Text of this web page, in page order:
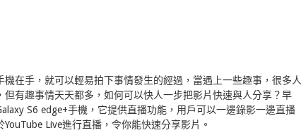
在手，就可以輕易拍下事情發生的經過，當遇上一些趣事，很多人
有趣事情天天都多，如何可以快人一步把影片快速與人分享？早
S6 edge+手機，它提供直播功能，用戶可以一邊錄影一邊直播
Live進行直播，令你能快速分享影片。